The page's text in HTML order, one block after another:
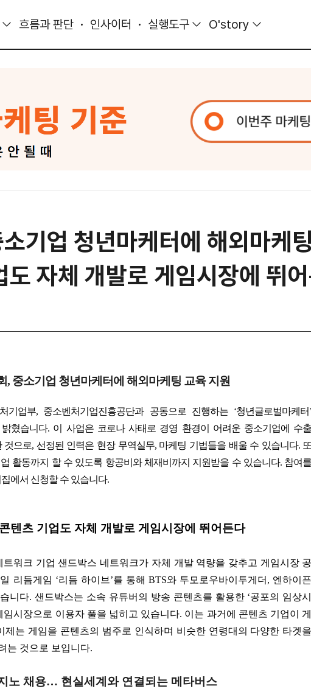
흐름과 판단 인사이터 실행도구 O'story
기업 청년마케터에 해외마케
자체 개발로 게임시장에 뛰
, 중소기업 청년마케터에 해외마케팅 교육 지원
기업부, 중소벤처기업진흥공단과 공동으로 진행하는 ‘청년글로벌마케터’
혔습니다. 이 사업은 코로나 사태로 경영 환경이 어려운 중소기업에 수출
것으로, 선정된 인력은 현장 무역실무, 마케팅 기법들을 배울 수 있습니다. 또
활동까지 할 수 있도록 항공비와 체재비까지 지원받을 수 있습니다. 참여를
에서 신청할 수 있습니다.
콘텐츠 기업도 자체 개발로 게임시장에 뛰어든다
워크 기업 샌드박스 네트워크가 자체 개발 역량을 갖추고 게임시장 공
리듬게임 ‘리듬 하이브’를 통해BTS와 투모로우바이투게더 , 엔하이픈
니다.샌드박스는 소속 유튜버의 방송 콘텐츠를 활용한 ‘공포의 임상시
시장으로 이용자 풀을 넓히고 있습니다. 이는 과거에 콘텐츠 기업이 게
제는 게임을 콘텐츠의 범주로 인식하며 비슷한 연령대의 다양한 타겟을
는 것으로 보입니다.
노 채용… 현실세계와 연결되는 메타버스